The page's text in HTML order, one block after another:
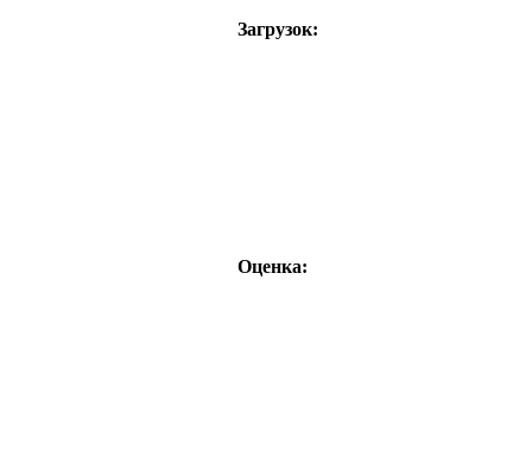
Загрузок:
Оценка: